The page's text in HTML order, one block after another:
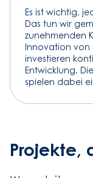
Es ist wichtig,
Das tun wir
zunehmenden
Innovation von
investieren
Entwicklung.
spielen dabei
Projekte,